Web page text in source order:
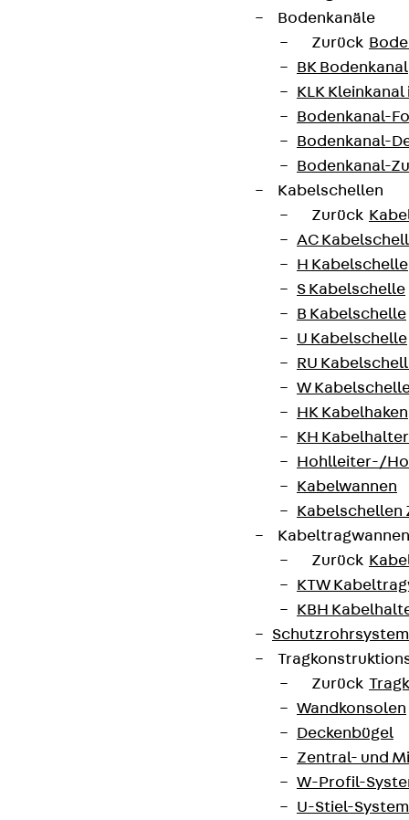
Bodenkanäle
Zurück
BK Bodenkanal
KLK
Bodenkanal-
Bodenkanal-
Bodenkanal-
Kabelschellen
Zurück
AC
H Kabelschelle
S Kabelschelle
B Kabelschelle
U Kabelschelle
RU
W
HK Kabelhaken
KH Kabelhalter
Hohlleiter-/
Kabelwannen
Kabelschellen
Zurück
KTW
KBH
Zurück
Wandkonsolen
Deckenbügel
Zentral- und
W-Profil-
U-Stiel-System